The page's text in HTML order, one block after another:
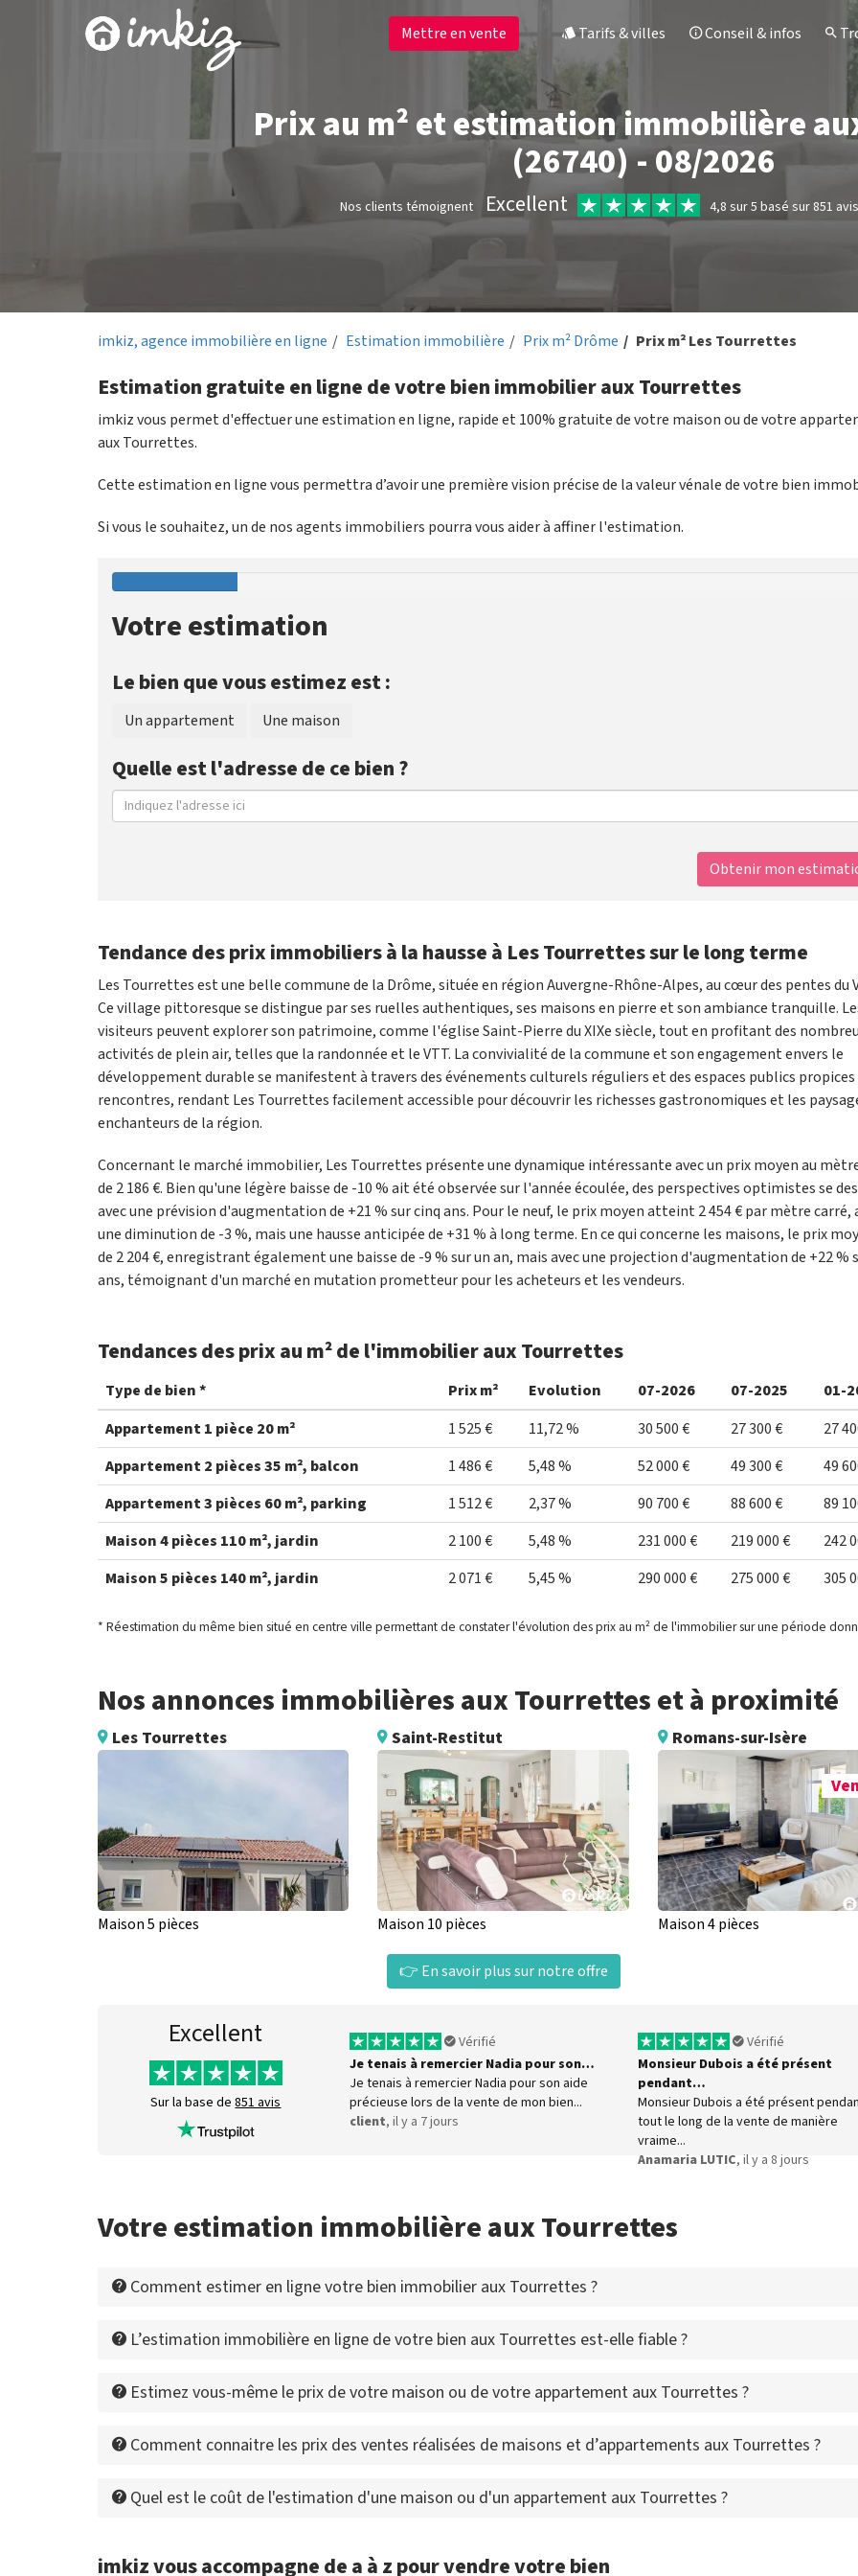
Mettre en vente Tarifs & villes Conseil & infos
Prix au m² et estimation immobilière
(26740) - 08/2026
Nos clients témoignent Excellent 4,8 sur 5 basé sur 851 avis
imkiz, agence immobilière en ligne Estimation immobilière Prix m² Drôme Prix m² Les Tourrettes
Estimation gratuite en ligne de votre bien immobilier aux Tourrettes
imkiz vous permet d'effectuer une estimation en ligne, rapide et 100% gratuite de votre maison ou de votre
aux Tourrettes.
Cette estimation en ligne vous permettra d’avoir une première vision précise de la valeur vénale de votre bien
Si vous le souhaitez, un de nos agents immobiliers pourra vous aider à affiner l'estimation.
Votre estimation
Le bien que vous estimez est :
Un appartement Une maison
Quelle est l'adresse de ce bien ?
Obtenir mon
Tendance des prix immobiliers à la hausse à Les Tourrettes sur le long terme
Les Tourrettes est une belle commune de la Drôme, située en région Auvergne-Rhône-Alpes, au cœur des pentes du
Ce village pittoresque se distingue par ses ruelles authentiques, ses maisons en pierre et son ambiance tranquille.
visiteurs peuvent explorer son patrimoine, comme l'église Saint-Pierre du XIXe siècle, tout en profitant des
activités de plein air, telles que la randonnée et le VTT. La convivialité de la commune et son engagement envers le
développement durable se manifestent à travers des événements culturels réguliers et des espaces publics propices
rencontres, rendant Les Tourrettes facilement accessible pour découvrir les richesses gastronomiques et les
enchanteurs de la région.
Concernant le marché immobilier, Les Tourrettes présente une dynamique intéressante avec un prix moyen au
de 2 186 €. Bien qu'une légère baisse de -10 % ait été observée sur l'année écoulée, des perspectives optimistes se
avec une prévision d'augmentation de +21 % sur cinq ans. Pour le neuf, le prix moyen atteint 2 454 € par mètre carré,
une diminution de -3 %, mais une hausse anticipée de +31 % à long terme. En ce qui concerne les maisons, le prix
de 2 204 €, enregistrant également une baisse de -9 % sur un an, mais avec une projection d'augmentation de +22 %
ans, témoignant d'un marché en mutation prometteur pour les acheteurs et les vendeurs.
Tendances des prix au m² de l'immobilier aux Tourrettes
Type de bien * Prix m² Evolution 07-2026 07-2025
01-
Appartement 1 pièce 20 m²
1 525 € 11,72 % 30 500 € 27 300 €
27
Appartement 2 pièces 35 m², balcon
1 486 € 5,48 % 52 000 € 49 300 €
49
Appartement 3 pièces 60 m², parking
1 512 € 2,37 % 90 700 € 88 600 €
89
Maison 4 pièces 110 m², jardin
2 100 € 5,48 % 231 000 € 219 000 €
242
Maison 5 pièces 140 m², jardin
2 071 € 5,45 % 290 000 € 275 000 € 305
* Réestimation du même bien situé en centre ville permettant de constater l'évolution des prix au m² de l'immobilier sur une période
Nos annonces immobilières aux Tourrettes et à proximité
Les Tourrettes
Maison 5 pièces
Saint-Restitut
Maison 10 pièces
Romans-sur-Isère
Maison 4 pièces
👉 En savoir plus sur notre offre
Excellent
Sur la base de851 avis
Vérifié
Je tenais à remercier Nadia pour son…
Je tenais à remercier Nadia pour son aide
précieuse lors de la vente de mon bien...
client, il y a 7 jours
Vérifié
Monsieur Dubois a été présent
pendant…
Monsieur Dubois a été présent
tout le long de la vente de manière
vraime...
Anamaria LUTIC, il y a 8 jours
Votre estimation immobilière aux Tourrettes
Comment estimer en ligne votre bien immobilier aux Tourrettes ?
L’estimation immobilière en ligne de votre bien aux Tourrettes est-elle fiable ?
Estimez vous-même le prix de votre maison ou de votre appartement aux Tourrettes ?
Comment connaitre les prix des ventes réalisées de maisons et d’appartements aux Tourrettes ?
Quel est le coût de l'estimation d'une maison ou d'un appartement aux Tourrettes ?
imkiz vous accompagne de a à z pour vendre votre bien